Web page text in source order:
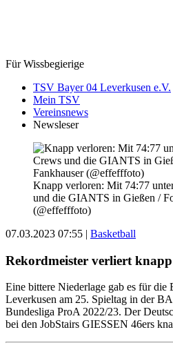
Für Wissbegierige
TSV Bayer 04 Leverkusen e.V.
Mein TSV
Vereinsnews
Newsleser
Knapp verloren: Mit 74:77
und die GIANTS in Gießen /
(@effefffoto)
07.03.2023 07:55 | Basketball
Rekordmeister verliert
Eine bittere Niederlage gab es für
Leverkusen am 25. Spieltag in der
Bundesliga ProA 2022/23. Der
bei den JobStairs GIESSEN 46ers